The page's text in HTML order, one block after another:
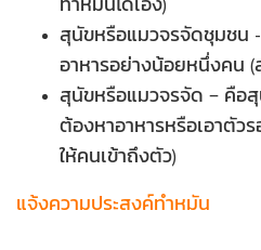
จำเป็นที่จะต้องติดต่อเข้ามา
จะตัดสินใจพาสัตว์ป่วยนั้นไปที่
หากสัตว์นั้นไม่ตกอยู่ในสถาน
วันรุ่งขึ้นเพื่อโทรศัพท์เข้ามาร
ทำหมันได้เอง)
สุนัขหรือแมวจรจัดชุมชน
อาหารอย่างน้อยหนึ่งคน
สุนัขหรือแมวจรจัด – คือ
ต้องหาอาหารหรือเอาตัว
ให้คนเข้าถึงตัว)
แจ้งความประสงค์ทำหมัน